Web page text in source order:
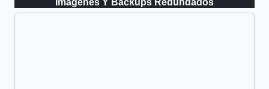
Imagenes Y Backups Redundados